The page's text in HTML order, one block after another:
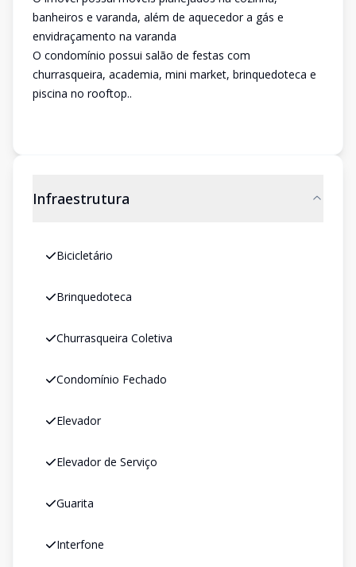
banheiros e varanda, além de aquecedor a gás e
envidraçamento na varanda
O condomínio possui salão de festas com
churrasqueira, academia, mini market, brinquedoteca e
piscina no rooftop..
Infraestrutura
Bicicletário
Brinquedoteca
Churrasqueira Coletiva
Condomínio Fechado
Elevador
Elevador de Serviço
Guarita
Interfone